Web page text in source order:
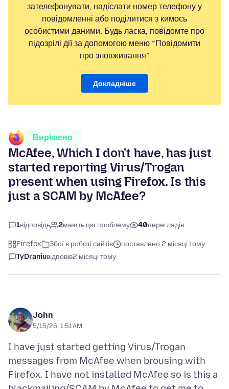
зателефонувати, надіслати номер телефону у
повідомленні або поділитися з кимось
особистими даними. Будь ласка, повідомте про
підозрілі дії за допомогою меню “Повідомити
про зловживання”
Докладніше
Вирішено
McAfee, Which I don't have, has just
started reporting Virus/Trogan
present when using Firefox. Is this
just a SCAM by McAfee?
1відповідь 2мають цю проблему 40переглядів
Firefox Збої в роботі сайтів
поставлено 2 місяці тому
TyDraniuвідповів2 місяці тому
John
5/15/26, 1:51 AM
I have just started getting Virus/Trogan
messages from McAfee when brousing with
Firefox. I have not installed McAfee so is this a